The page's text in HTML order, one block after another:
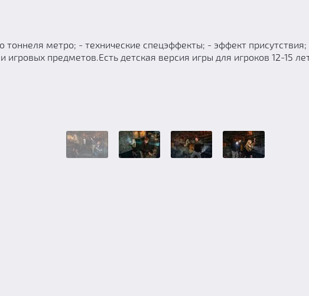
тоннеля метро; - технические спецэффекты; - эффект
игровых предметов.Есть детская версия игры для игроков 12-15